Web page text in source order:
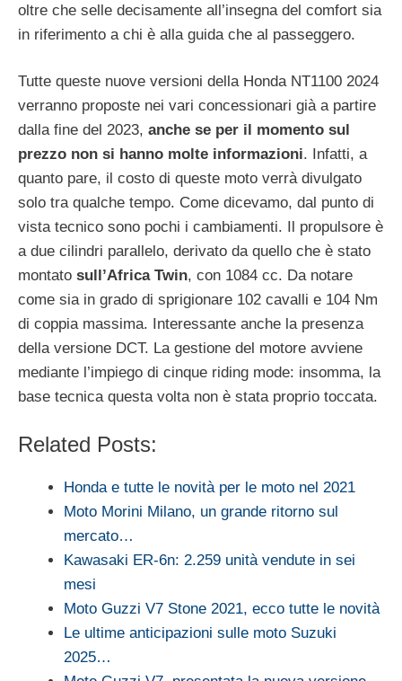
oltre che selle decisamente all’insegna del comfort sia
in riferimento a chi è alla guida che al passeggero.
Tutte queste nuove versioni della Honda NT1100 2024
verranno proposte nei vari concessionari già a partire
dalla fine del 2023, anche se per il momento sul
prezzo non si hanno molte informazioni. Infatti, a
quanto pare, il costo di queste moto verrà divulgato
solo tra qualche tempo. Come dicevamo, dal punto di
vista tecnico sono pochi i cambiamenti. Il propulsore è
a due cilindri parallelo, derivato da quello che è stato
montato sull’Africa Twin, con 1084 cc. Da notare
come sia in grado di sprigionare 102 cavalli e 104 Nm
di coppia massima. Interessante anche la presenza
della versione DCT. La gestione del motore avviene
mediante l’impiego di cinque riding mode: insomma, la
base tecnica questa volta non è stata proprio toccata.
Related Posts:
Honda e tutte le novità per le moto nel 2021
Moto Morini Milano, un grande ritorno sul
mercato…
Kawasaki ER-6n: 2.259 unità vendute in sei
mesi
Moto Guzzi V7 Stone 2021, ecco tutte le novità
Le ultime anticipazioni sulle moto Suzuki
2025…